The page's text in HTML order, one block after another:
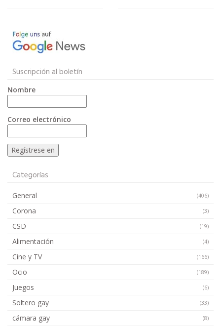
Suscripción al boletín
Nombre
Correo electrónico
Categorías
General (406)
Corona (3)
CSD (19)
Alimentación (4)
Cine y TV (166)
Ocio (189)
Juegos (6)
Soltero gay (33)
cámara gay (8)